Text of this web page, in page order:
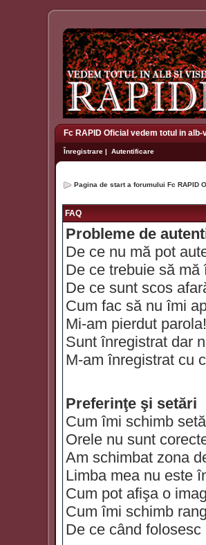
Fc RAPID Oficial vedem totul in
Înregistrare | Autentificare
Pagina de start a forumului Fc RAPID
FAQ
Probleme de
De ce nu mă pot
De ce trebuie să mă
De ce sunt scos
Cum fac să nu îmi
Mi-am pierdut parola!
Sunt înregistrat dar
M-am înregistrat cu
Preferinţe şi setări
Cum îmi schimb
Orele nu sunt
Am schimbat zona
Limba mea nu este
Cum pot afişa o
Cum îmi schimb
De ce când